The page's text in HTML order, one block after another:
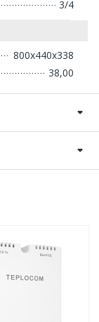
3/4
800х440х338
38,00